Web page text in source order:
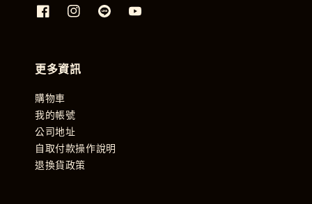
更多資訊
購物車
我的帳號
公司地址
自取付款操作說明
退換貨政策